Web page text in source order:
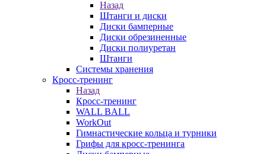
Назад
Штанги и диски
Диски бамперные
Диски обрезиненные
Диски полиуретан
Штанги
Системы хранения
Кросс-тренинг
Назад
Кросс-тренинг
WALL BALL
WorkOut
Гимнастические кольца и турники
Грифы для кросс-тренинга